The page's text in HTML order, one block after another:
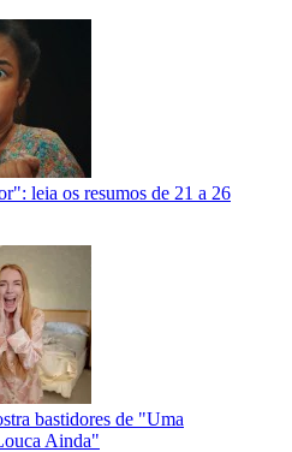
leia os resumos de 21 a 26
bastidores de "Uma
Ainda"